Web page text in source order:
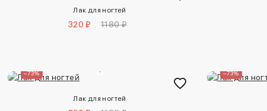
Лак для ногтей
320 ₽ 1180 ₽
–73%
Лак для ногтей
–73%